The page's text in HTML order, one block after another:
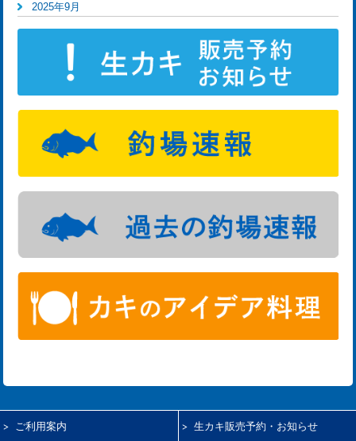
2025年9月
ご利用案内 生カキ販売予約・お知らせ